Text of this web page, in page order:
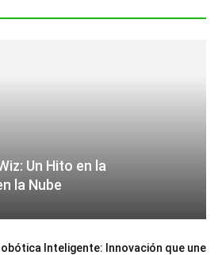
Un Hito en la
la Nube
Inteligente: Innovación que une